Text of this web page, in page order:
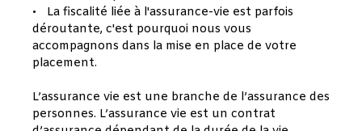
La fiscalité liée à l'assurance-vie est parfois
déroutante, c'est pourquoi nous vous
accompagnons dans la mise en place de votre
placement.
L’assurance vie est une branche de l’assurance des
personnes. L’assurance vie est un contrat